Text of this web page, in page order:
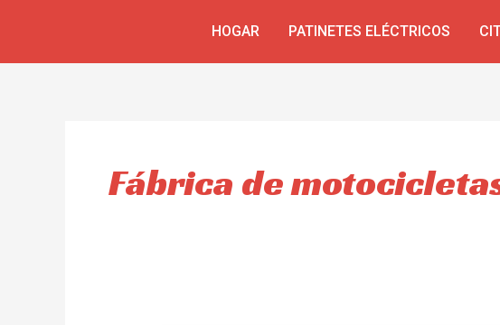
HOGAR PATINETES ELÉCTRICOS
Fábrica de